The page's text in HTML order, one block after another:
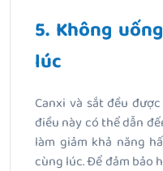
5. Không
lúc
Canxi và sắt đều
điều này có thể dẫn
làm giảm khả năng
cùng lúc. Để đảm bảo